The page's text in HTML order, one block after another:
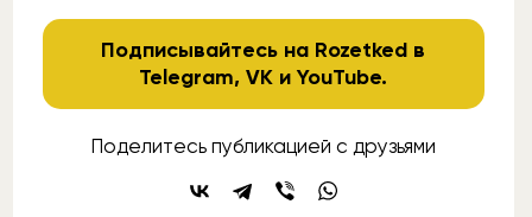
Подписывайтесь на Rozetked в
Telegram,VK иYouTube.
Поделитесь публикацией с друзьями